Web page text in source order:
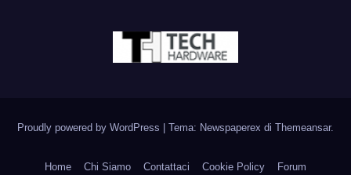
Proudly powered by WordPress Tema: Newspaperex di Themeansar.
Home Chi Siamo Contattaci Cookie Policy Forum